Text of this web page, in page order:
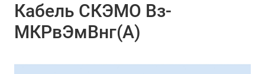
Кабель СКЭМО Вз-
МКРвЭмВнг(А)